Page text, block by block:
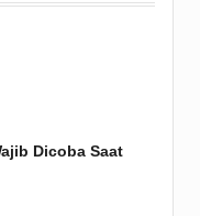
Dicoba Saat